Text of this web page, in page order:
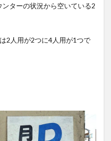
ターの状況から空いている2
2人用が2つに4人用が1つで